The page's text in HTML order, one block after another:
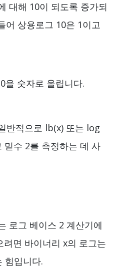
대해 10이 되도록 증가되
어 상용로그 10은 1이고
을 숫자로 올립니다.
반적으로 lb(x) 또는 log
밑수 2를 측정하는 데 사
로그 베이스 2 계산기에
면 바이너리 x의 로그는
힘입니다.